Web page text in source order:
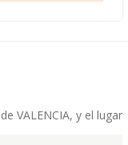
VALENCIA, y el lugar